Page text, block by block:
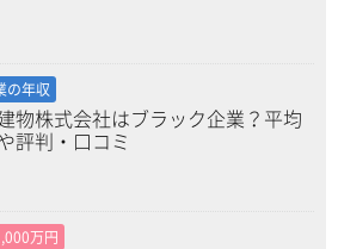
の年収
物株式会社はブラック企業？平均
評判・口コミ
万円